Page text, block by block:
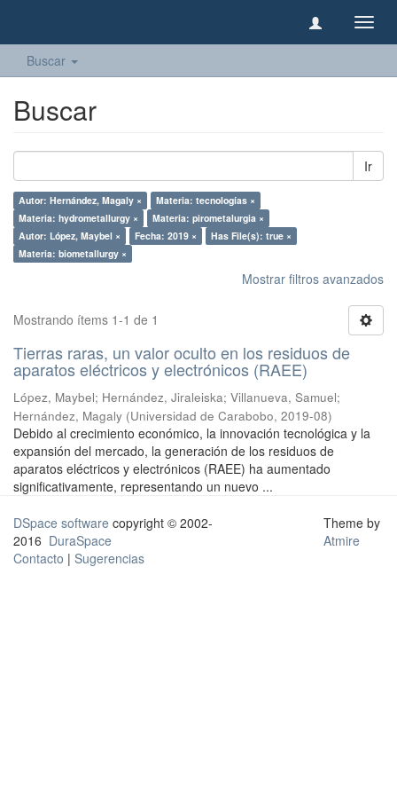
Buscar
Buscar
Ir
Autor: Hernández, Magaly ×
Materia: tecnologías ×
Materia: hydrometallurgy ×
Materia: pirometalurgia ×
Autor: López, Maybel ×
Fecha: 2019 ×
Has File(s): true ×
Materia: biometallurgy ×
Mostrar filtros avanzados
Mostrando ítems 1-1 de 1
Tierras raras, un valor oculto en los residuos de
aparatos eléctricos y electrónicos (RAEE)
López, Maybel; Hernández, Jiraleiska; Villanueva, Samuel;
Hernández, Magaly (Universidad de Carabobo, 2019-08)
Debido al crecimiento económico, la innovación tecnológica y la
expansión del mercado, la generación de los residuos de
aparatos eléctricos y electrónicos (RAEE) ha aumentado
significativamente, representando un nuevo ...
DSpace software copyright © 2002-
2016 DuraSpace
Contacto | Sugerencias
Theme by
Atmire